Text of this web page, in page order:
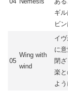
ギ
ビ
05
Wing with
wind
イ
に
閉
楽
よ